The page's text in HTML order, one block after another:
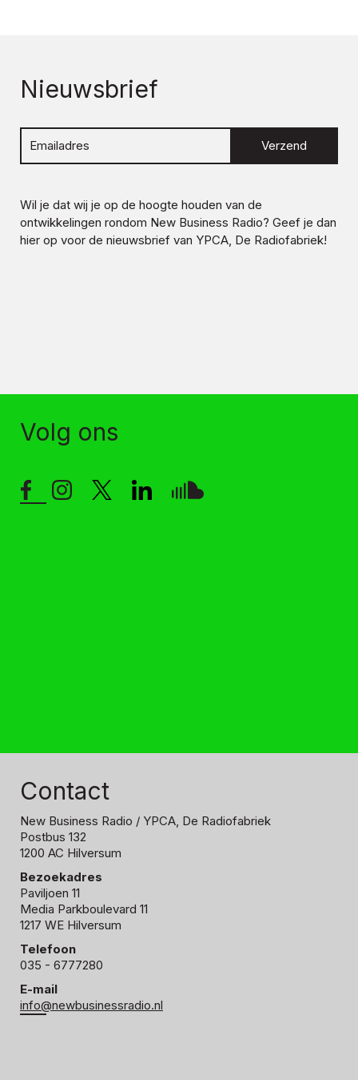
Nieuwsbrief
Verzend
Wil je dat wij je op de hoogte houden van de
ontwikkelingen rondom New Business Radio? Geef je dan
hier op voor de nieuwsbrief van YPCA, De Radiofabriek!
Volg ons
Contact
New Business Radio / YPCA, De Radiofabriek
Postbus 132
1200 AC Hilversum
Bezoekadres
Paviljoen 11
Media Parkboulevard 11
1217 WE Hilversum
Telefoon
035 - 6777280
E-mail
info@newbusinessradio.nl